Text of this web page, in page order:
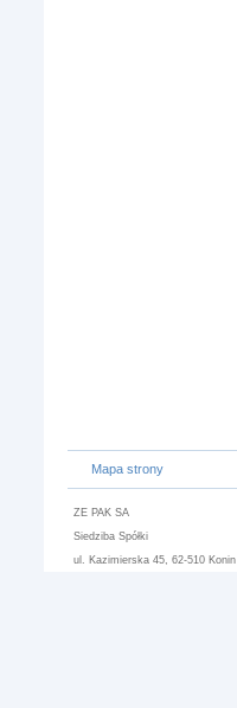
Mapa strony
ZE PAK SA
Siedziba Spółki
ul. Kazimierska 45, 62-510 Konin